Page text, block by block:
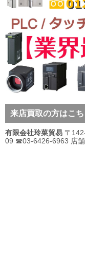
来店買取の方はこち
有限会社玲菜貿易 〒
09 ☎03-6426-6963 店舗